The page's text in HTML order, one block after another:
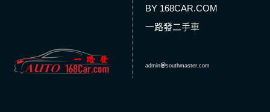
BY 168CAR.COM
一路發二手車
admin＠southmaster.com